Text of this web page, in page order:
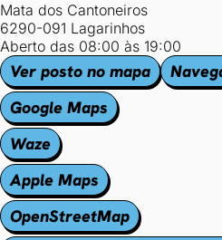
Mata dos Cantoneiros
6290-091 Lagarinhos
Aberto das 08:00 às 19:00
Ver posto no mapa
Google Maps
Waze
Apple Maps
OpenStreetMap